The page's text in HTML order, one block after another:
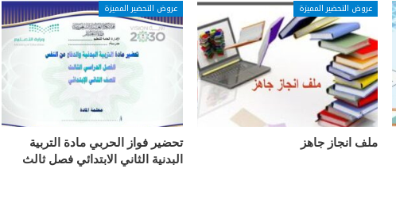
عروض التحضير المميزة
ملف انجاز جاهز
عروض التحضير المميزة
تحضير فواز الحربي مادة التربية
البدنية الثاني الابتدائي فصل ثالث